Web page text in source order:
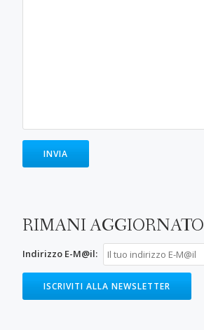
RIMANI AGGIORNATO
Indirizzo E-M@il: